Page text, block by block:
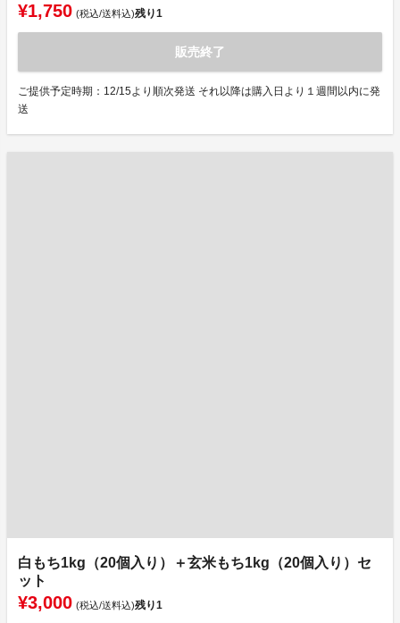
¥1,750 (税込/送料込)残り1
販売終了
ご提供予定時期：12/15より順次発送 それ以降は購入日より１週間以内に発
送
白もち1kg（20個入り）＋玄米もち1kg（20個入り）セ
ット
¥3,000 (税込/送料込)残り1